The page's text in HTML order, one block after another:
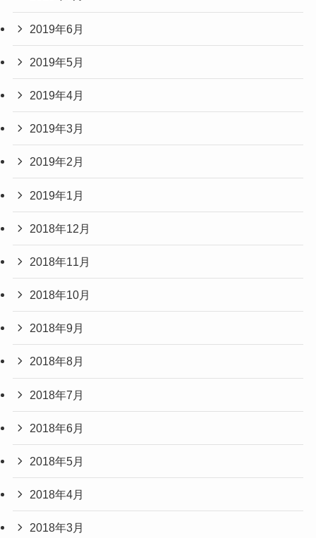
2019年6月
2019年5月
2019年4月
2019年3月
2019年2月
2019年1月
2018年12月
2018年11月
2018年10月
2018年9月
2018年8月
2018年7月
2018年6月
2018年5月
2018年4月
2018年3月